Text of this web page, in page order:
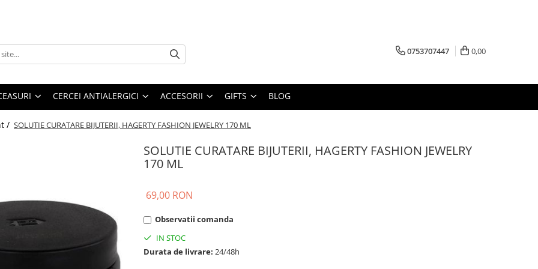
0753707447 0,00
CERCEI ANTIALERGICI ACCESORII GIFTS BLOG
/ SOLUTIE CURATARE BIJUTERII, HAGERTY FASHION JEWELRY 170 ML
SOLUTIE CURATARE BIJUTERII, HAGERTY FASHION JEWELRY
170 ML
69,00 RON
Observatii comanda
IN STOC
Durata de livrare: 24/48h